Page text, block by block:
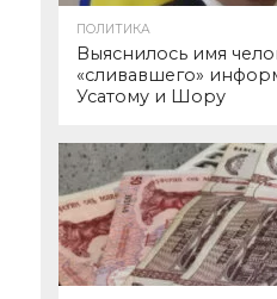
ПОЛИТИКА
Выяснилось имя
«сливавшего»
Усатому и Шору